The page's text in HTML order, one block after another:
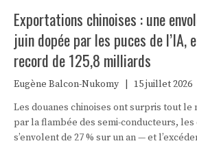
Exportations chinoises : une
juin dopée par les puces de l’IA,
record de 125,8 milliards
Eugène Balcon-Nukomy 15 juillet 2026
Les douanes chinoises ont surpris tout le
par la flambée des semi-conducteurs,
s’envolent de 27 % sur un an — et